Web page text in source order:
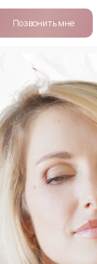
Позвонить мне